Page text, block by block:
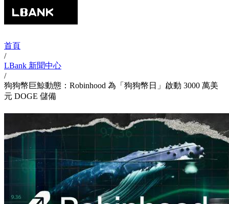
首頁
/
LBank 新聞中心
/
狗狗幣巨鯨動態：Robinhood 為「狗狗幣日」啟動 3000 萬美
元 DOGE 儲備